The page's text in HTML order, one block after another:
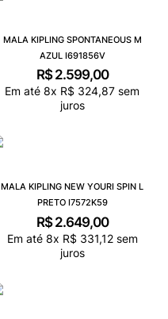
MALA KIPLING SPONTANEOUS M
AZUL I691856V
R$ 2.599,00
Em até 8x R$ 324,87 sem
juros
MALA KIPLING NEW YOURI SPIN L
PRETO I7572K59
R$ 2.649,00
Em até 8x R$ 331,12sem
juros